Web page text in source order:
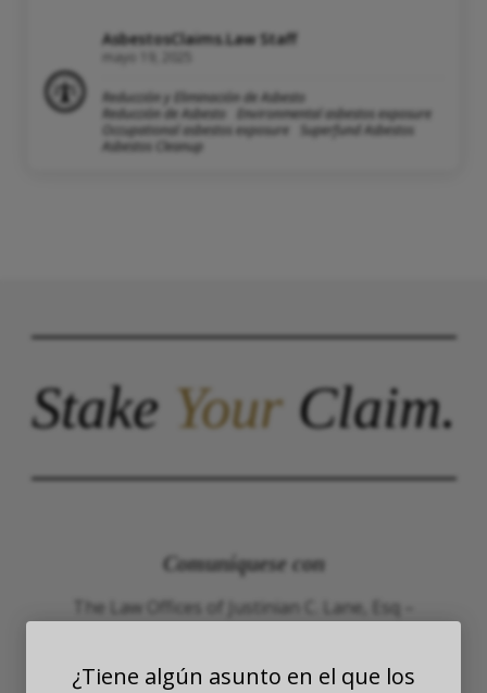
AsbestosClaims.Law Staff
mayo 19, 2025
Reducción y Eliminación de Asbesto
Reducción de Asbesto
Environmental asbestos exposure
Occupational asbestos exposure
Superfund Asbestos
Asbestos Cleanup
StakeYourClaim.
Comuníquese con
The Law Offices of Justinian C. Lane, Esq –
¿Tiene algún asunto en el que los